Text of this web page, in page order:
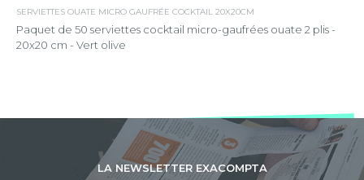
SERVIETTES OUATE MICRO GAUFRÉE COCKTAIL 20X20CM
Paquet de 50 serviettes cocktail micro-gaufrées ouate 2 plis -
20x20 cm - Vert olive
LA NEWSLETTER EXACOMPTA